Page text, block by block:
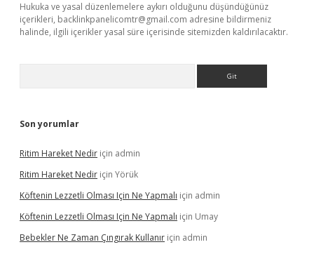
Hukuka ve yasal düzenlemelere aykırı olduğunu düşündüğünüz
içerikleri, backlinkpanelicomtr@gmail.com adresine bildirmeniz
halinde, ilgili içerikler yasal süre içerisinde sitemizden kaldırılacaktır.
Son yorumlar
Ritim Hareket Nedir için admin
Ritim Hareket Nedir için Yörük
Köftenin Lezzetli Olması Için Ne Yapmalı için admin
Köftenin Lezzetli Olması Için Ne Yapmalı için Umay
Bebekler Ne Zaman Çıngırak Kullanır için admin